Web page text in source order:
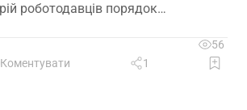
роботодавців порядок
їхньої діяльності та усунути
із виконанням законодавчих
56
Коментувати
1